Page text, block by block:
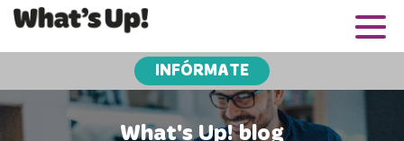
INFÓRMATE
What's Up! blog